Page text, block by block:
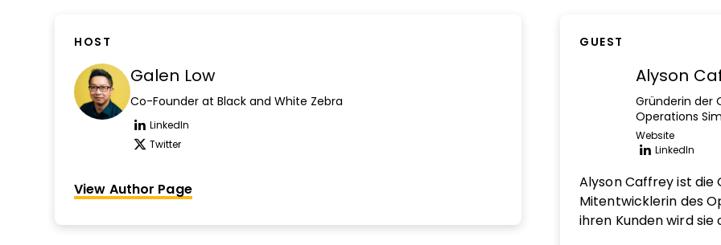
HOST
Galen Low
Co-Founder at Black and White Zebra
LinkedIn
Opens new window
Twitter
Opens new window
View Author Page
GUEST
Alyson
Gründerin der
Operations
Website
Opens
LinkedIn
Opens
Alyson Caffrey ist die
Mitentwicklerin des
ihren Kunden wird sie